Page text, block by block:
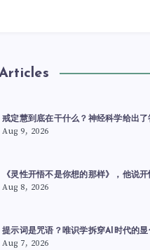
戒定慧到底在干什么？神经科学给出了
Aug 9, 2026
《灵性开悟不是你想的那样》，他说开
Aug 8, 2026
提示词是咒语？唯识学拆穿AI时代的显
Aug 7, 2026